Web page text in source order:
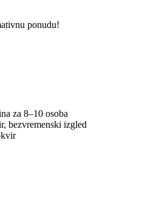
ponudu!
za 8–10 osoba
bezvremenski izgled